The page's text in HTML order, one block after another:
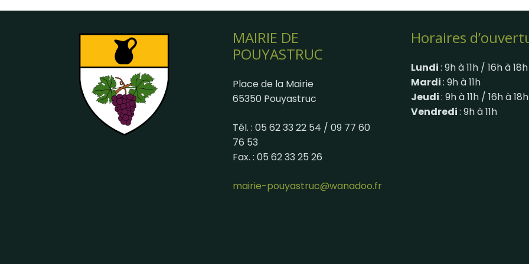
MAIRIE DE
POUYASTRUC
Place de la Mairie
65350 Pouyastruc
Tél. : 05 62 33 22 54 / 09 77 60
76 53
Fax. : 05 62 33 25 26
mairie-pouyastruc@wanadoo.fr
Horaires
Lundi: 9h à 11h / 16h à 18h
Mardi: 9h à 11h
Jeudi: 9h à 11h / 16h à 18h
Vendredi: 9h à 11h